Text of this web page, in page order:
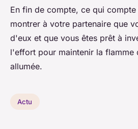
En fin de compte, ce qui
montrer à votre partenaire que
d'eux et que vous êtes prêt à
l'effort pour maintenir la flamme
allumée.
Actu